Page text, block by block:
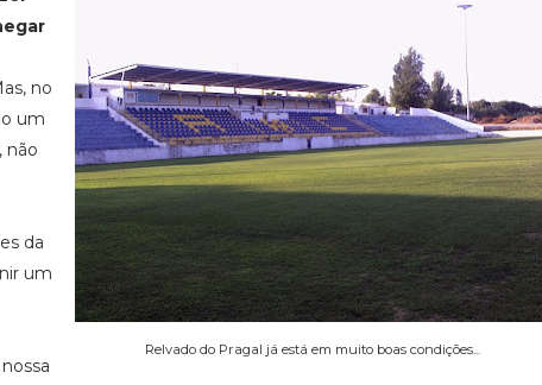
Relvado do Pragal já está em muito boas condições...
no
um
não
da
um